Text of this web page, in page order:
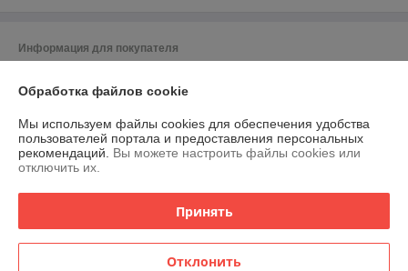
Информация для покупателя
предприятие "АСНмаркет"
Регистрационный номер ЕГР: 191129356
УНП: 191129356
Регистрационный орган: Мингорисполком
Дата регистрации компании: 26.11.2009
Ссылка на свидетельство/лицензию
Обработка файлов cookie
Мы используем файлы cookies для обеспечения удобства
пользователей портала и предоставления персональных
рекомендаций. Вы можете настроить файлы cookies или
отключить их.
Принять
Отклонить